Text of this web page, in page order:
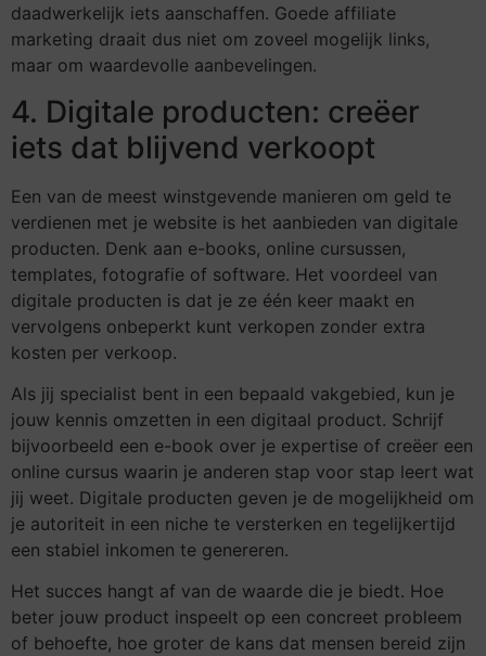
daadwerkelijk iets aanschaffen. Goede affiliate
marketing draait dus niet om zoveel mogelijk links,
maar om waardevolle aanbevelingen.
4. Digitale producten: creëer
iets dat blijvend verkoopt
Een van de meest winstgevende manieren om geld te
verdienen met je website is het aanbieden van digitale
producten. Denk aan e-books, online cursussen,
templates, fotografie of software. Het voordeel van
digitale producten is dat je ze één keer maakt en
vervolgens onbeperkt kunt verkopen zonder extra
kosten per verkoop.
Als jij specialist bent in een bepaald vakgebied, kun je
jouw kennis omzetten in een digitaal product. Schrijf
bijvoorbeeld een e-book over je expertise of creëer een
online cursus waarin je anderen stap voor stap leert wat
jij weet. Digitale producten geven je de mogelijkheid om
je autoriteit in een niche te versterken en tegelijkertijd
een stabiel inkomen te genereren.
Het succes hangt af van de waarde die je biedt. Hoe
beter jouw product inspeelt op een concreet probleem
of behoefte, hoe groter de kans dat mensen bereid zijn